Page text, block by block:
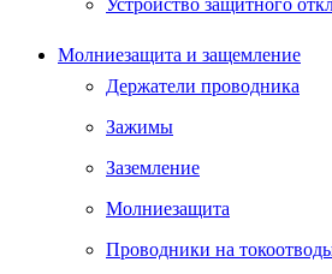
Устройство защитного
Молниезащита и защемление
Держатели проводника
Зажимы
Заземление
Молниезащита
Проводники на